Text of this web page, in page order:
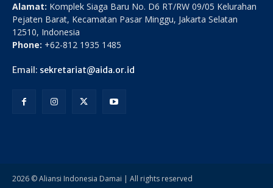
Alamat: Komplek Siaga Baru No. D6 RT/RW 09/05 Kelurahan
Pejaten Barat, Kecamatan Pasar Minggu, Jakarta Selatan
12510, Indonesia
Phone: +62-812 1935 1485
Email: sekretariat@aida.or.id
2026 © Aliansi Indonesia Damai | All rights reserved